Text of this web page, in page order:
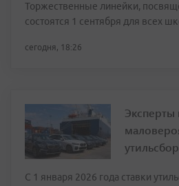
Торжественные линейки,
состоятся 1 сентября для всех
сегодня, 18:26
Эксперты
С 1 января 2026 года ставки